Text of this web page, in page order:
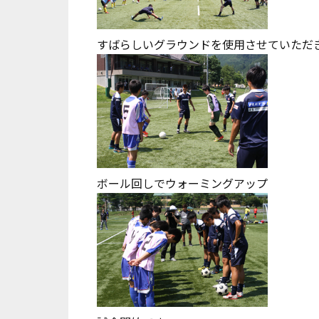
すばらしいグラウンドを使用させていただ
ボール回しでウォーミングアップ